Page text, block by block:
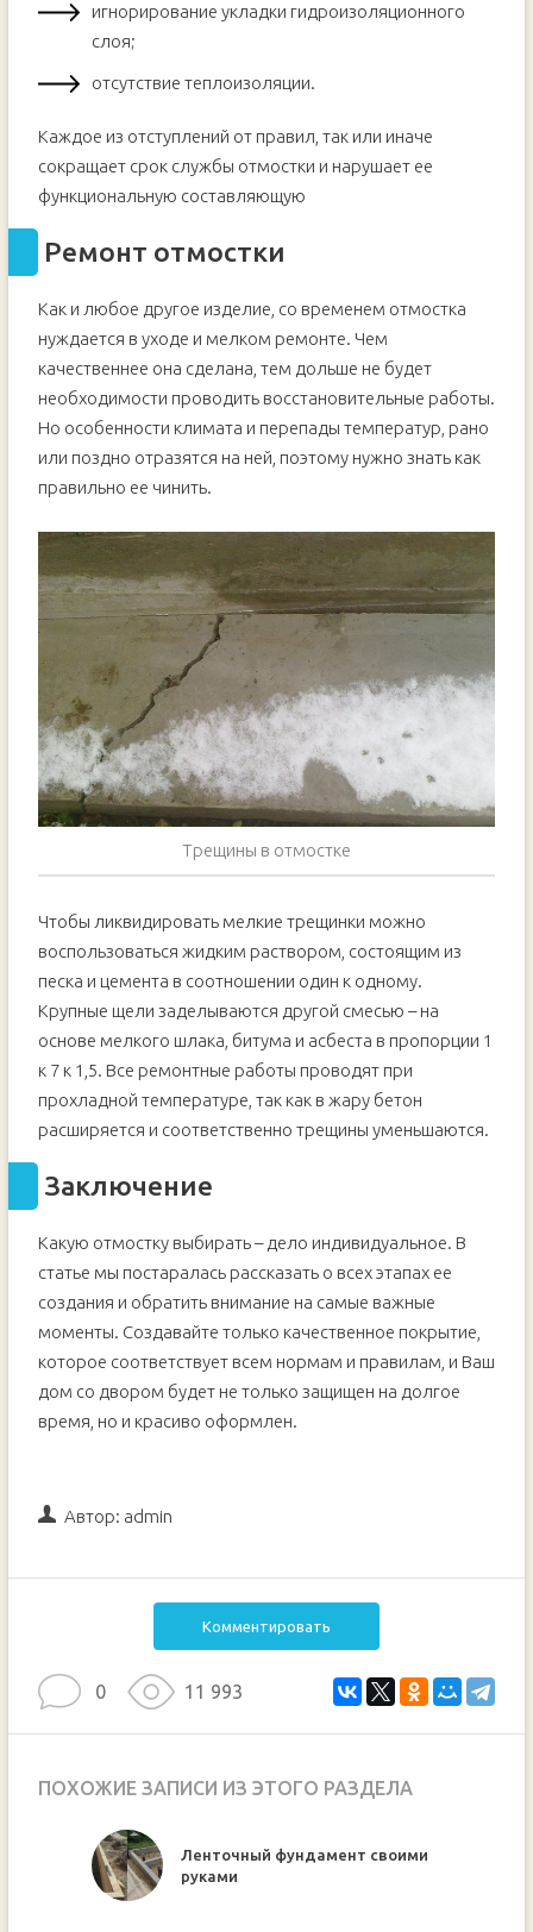
игнорирование укладки гидроизоляционного
слоя;
отсутствие теплоизоляции.
Каждое из отступлений от правил, так или иначе
сокращает срок службы отмостки и нарушает ее
функциональную составляющую
Ремонт отмостки
Как и любое другое изделие, со временем отмостка
нуждается в уходе и мелком ремонте. Чем
качественнее она сделана, тем дольше не будет
необходимости проводить восстановительные работы.
Но особенности климата и перепады температур, рано
или поздно отразятся на ней, поэтому нужно знать как
правильно ее чинить.
Трещины в отмостке
Чтобы ликвидировать мелкие трещинки можно
воспользоваться жидким раствором, состоящим из
песка и цемента в соотношении один к одному.
Крупные щели заделываются другой смесью – на
основе мелкого шлака, битума и асбеста в пропорции 1
к 7 к 1,5. Все ремонтные работы проводят при
прохладной температуре, так как в жару бетон
расширяется и соответственно трещины уменьшаются.
Заключение
Какую отмостку выбирать – дело индивидуальное. В
статье мы постаралась рассказать о всех этапах ее
создания и обратить внимание на самые важные
моменты. Создавайте только качественное покрытие,
которое соответствует всем нормам и правилам, и Ваш
дом со двором будет не только защищен на долгое
время, но и красиво оформлен.
Автор: admin
Комментировать
0 11 993
ПОХОЖИЕ ЗАПИСИ ИЗ ЭТОГО РАЗДЕЛА
Ленточный фундамент своими
руками